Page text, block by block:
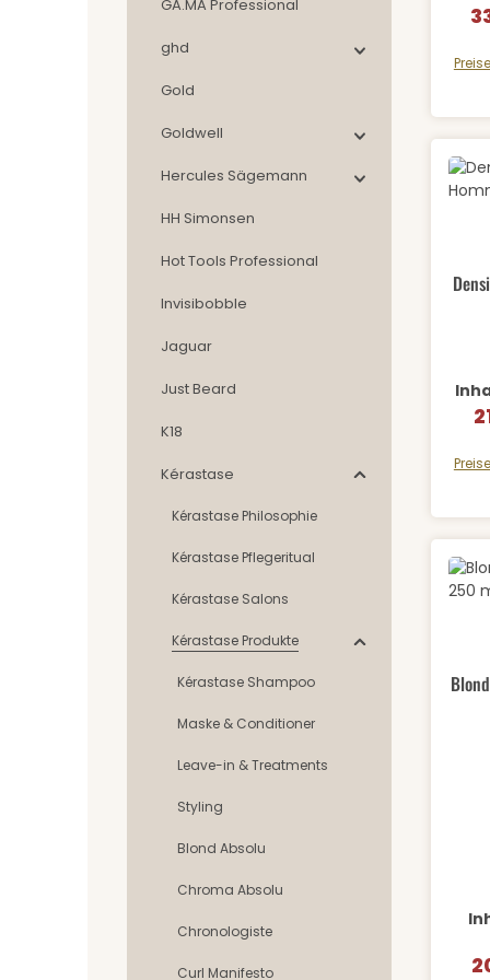
GA.MA Professional
ghd
Gold
Goldwell
Hercules Sägemann
HH Simonsen
Hot Tools Professional
Invisibobble
Jaguar
Just Beard
K18
Kérastase
Kérastase Philosophie
Kérastase Pflegeritual
Kérastase Salons
Kérastase Produkte
Kérastase Shampoo
Maske & Conditioner
Leave-in & Treatments
Styling
Blond Absolu
Chroma Absolu
Chronologiste
Curl Manifesto